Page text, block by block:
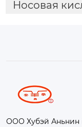
Носовая
ООО Хубэй Аньнин